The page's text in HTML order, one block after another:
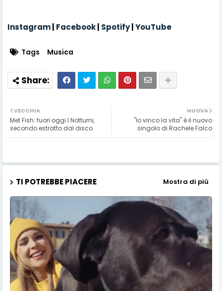
Instagram| Facebook| Spotify|YouTube
Tags Musica
NUOVA
"Io vinco la vita" è il nuovo
singolo di Rachele Falco
VECCHIA
Met Fish: fuori oggi I Notturni,
secondo estratto dal disco
TI POTREBBE PIACERE Mostra di più